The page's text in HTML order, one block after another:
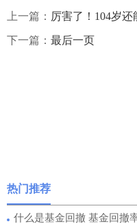
上一篇： 厉害了！104岁
下一篇： 最后一页
热门推荐
什么是基金回撤 基金回撤